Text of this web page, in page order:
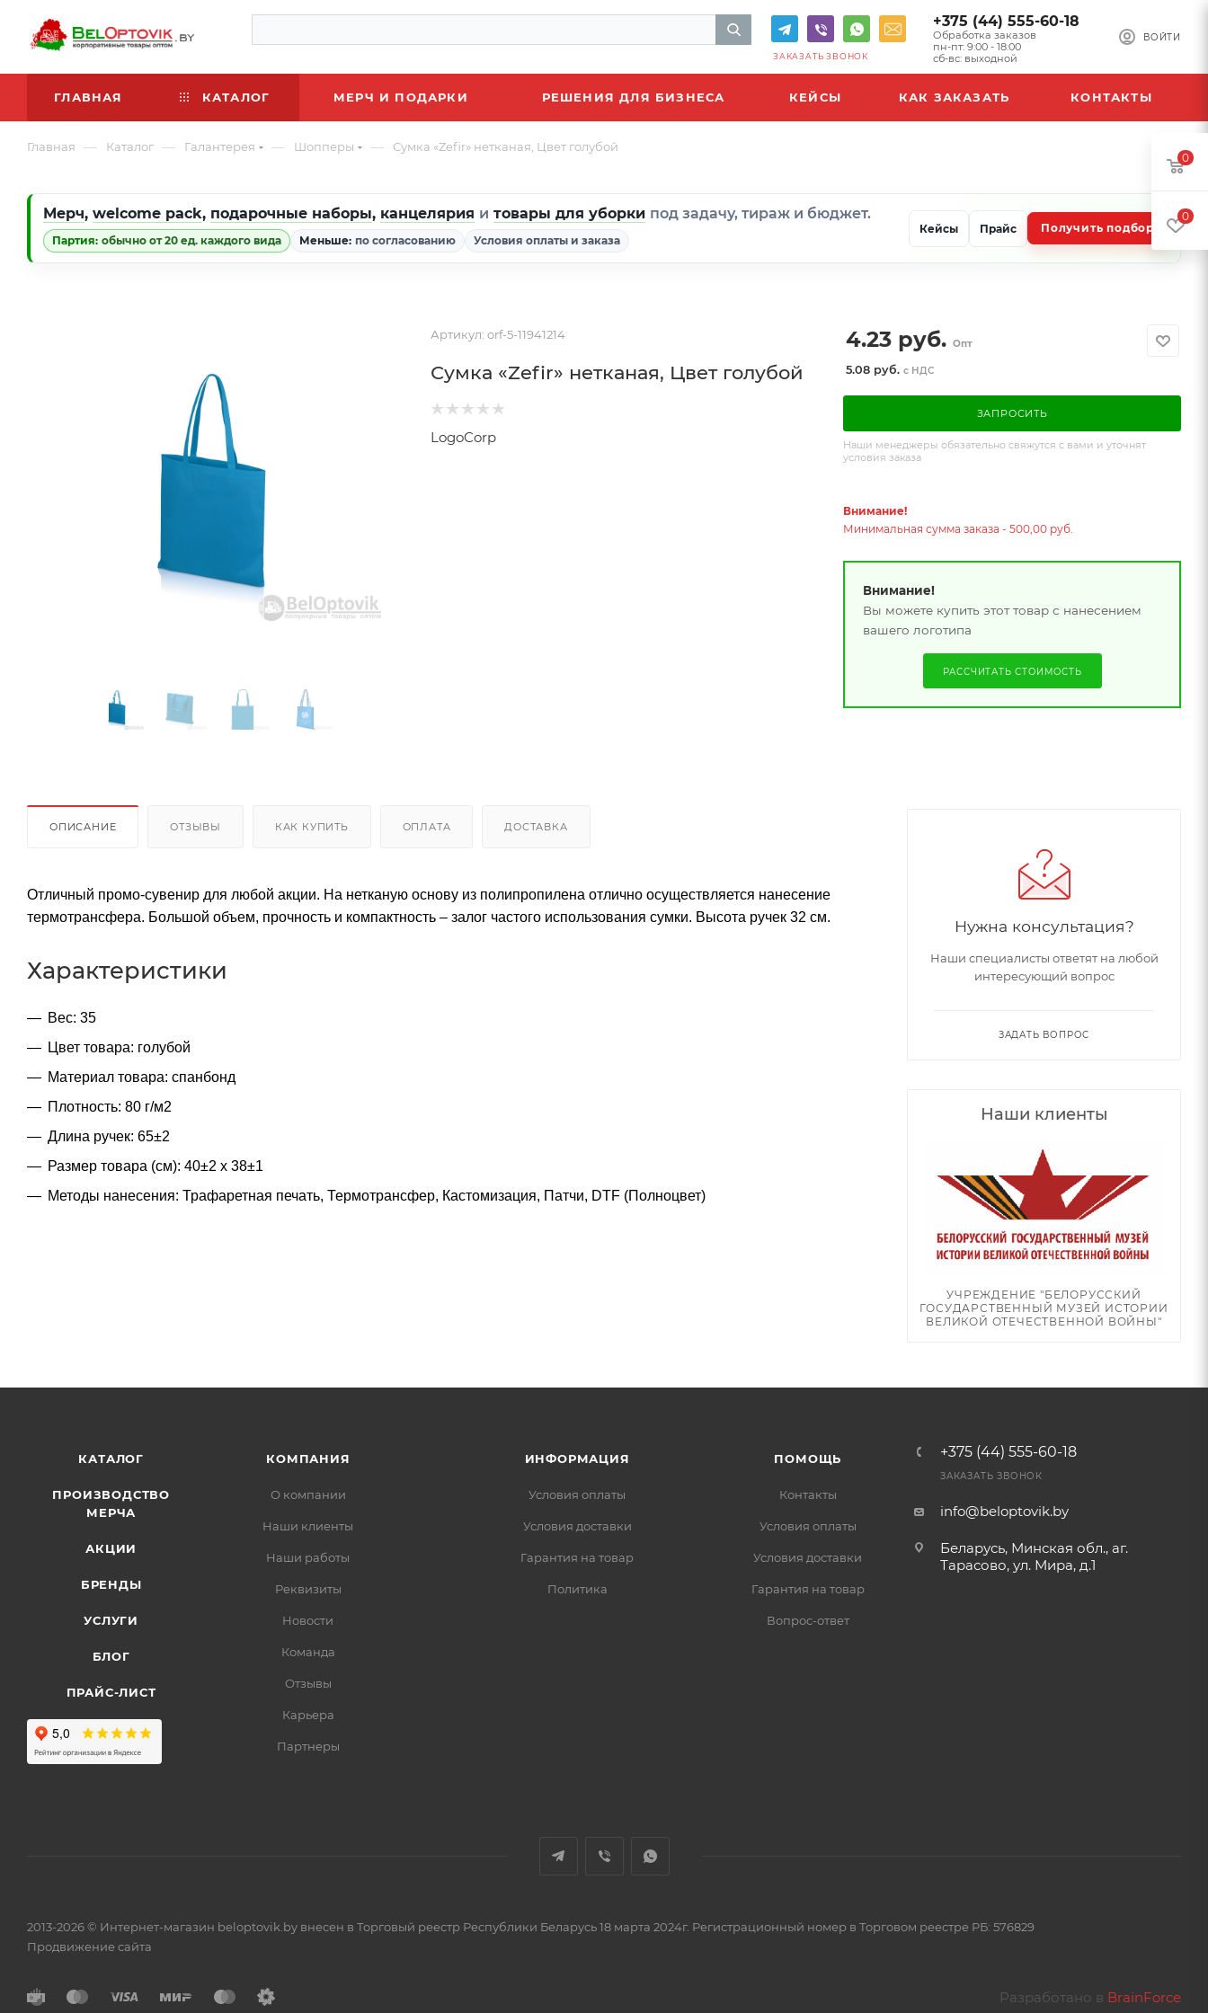
ВОЙТИ
+375 (44) 555-60-18
Обработка заказов
пн-пт: 9:00 - 18:00
сб-вс: выходной
ЗАКАЗАТЬ ЗВОНОК
ГЛАВНАЯ КАТАЛОГ МЕРЧ И ПОДАРКИ РЕШЕНИЯ ДЛЯ БИЗНЕСА КЕЙСЫ КАК ЗАКАЗАТЬ КОНТАКТЫ
Главная — Каталог — Галантерея — Шопперы — Сумка «Zefir» нетканая, Цвет голубой
Мерч, welcome pack, подарочные наборы, канцелярия и товары для уборки под задачу, тираж и бюджет.
Партия: обычно от 20 ед. каждого вида Меньше: по согласованию Условия оплаты и заказа
Кейсы Прайс Получить подбор
Артикул: orf-5-11941214
Сумка «Zefir» нетканая, Цвет голубой
LogoCorp
4.23 руб. Опт
5.08 руб.с НДС
ЗАПРОСИТЬ
Наши менеджеры обязательно свяжутся с вами и уточнят
условия заказа
Внимание!
Минимальная сумма заказа - 500,00 руб.
Внимание!
Вы можете купить этот товар с нанесением
вашего логотипа
РАССЧИТАТЬ СТОИМОСТЬ
ОПИСАНИЕ ОТЗЫВЫ КАК КУПИТЬ ОПЛАТА ДОСТАВКА
Отличный промо-сувенир для любой акции. На нетканую основу из полипропилена отлично осуществляется нанесение
термотрансфера. Большой объем, прочность и компактность – залог частого использования сумки. Высота ручек 32 см.
Характеристики
Вес: 35
Цвет товара: голубой
Материал товара: спанбонд
Плотность: 80 г/м2
Длина ручек: 65±2
Размер товара (см): 40±2 х 38±1
Методы нанесения: Трафаретная печать, Термотрансфер, Кастомизация, Патчи, DTF (Полноцвет)
Нужна консультация?
Наши специалисты ответят на любой
интересующий вопрос
ЗАДАТЬ ВОПРОС
Наши клиенты
УЧРЕЖДЕНИЕ "БЕЛОРУССКИЙ
ГОСУДАРСТВЕННЫЙ МУЗЕЙ ИСТОРИИ
ВЕЛИКОЙ ОТЕЧЕСТВЕННОЙ ВОЙНЫ"
КАТАЛОГ
ПРОИЗВОДСТВО
МЕРЧА
АКЦИИ
БРЕНДЫ
УСЛУГИ
БЛОГ
ПРАЙС-ЛИСТ
КОМПАНИЯ
О компании
Наши клиенты
Наши работы
Реквизиты
Новости
Команда
Отзывы
Карьера
Партнеры
ИНФОРМАЦИЯ
Условия оплаты
Условия доставки
Гарантия на товар
Политика
ПОМОЩЬ
Контакты
Условия оплаты
Условия доставки
Гарантия на товар
Вопрос-ответ
+375 (44) 555-60-18
ЗАКАЗАТЬ ЗВОНОК
info@beloptovik.by
Беларусь, Минская обл., аг.
Тарасово, ул. Мира, д.1
2013-2026 © Интернет-магазин beloptovik.by внесен в Торговый реестр Республики Беларусь 18 марта 2024г. Регистрационный номер в Торговом реестре РБ: 576829
Продвижение сайта
Разработано в BrainForce
0
0